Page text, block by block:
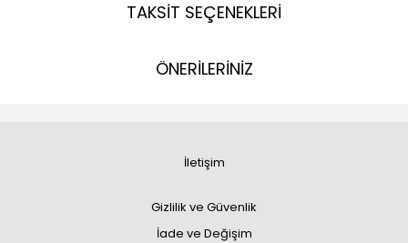
TAKSİT SEÇENEKLERİ
ÖNERİLERİNİZ
İletişim
Gizlilik ve Güvenlik
İade ve Değişim